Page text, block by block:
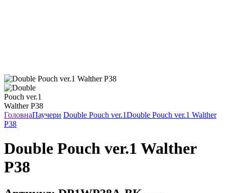
ГоловнаПаучери Double Pouch ver.1Double Pouch ver.1 Walther
P38
Double Pouch ver.1 Walther
P38